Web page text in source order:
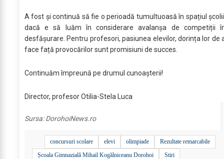
A fost și continuă să fie o perioadă tumultuoasă în spațiul
dacă e să luăm în considerare avalanșa de competiții
desfășurare. Pentru profesori, pasiunea elevilor, dorința lor de
face față provocărilor sunt promisiuni de succes.
Continuăm împreună pe drumul cunoașterii!
Director, profesor Otilia-Stela Luca
Sursa:DorohoiNews.ro
concursuri scolare elevi olimpiade
Rezultate remarcabile
Școala Gimnazială Mihail Kogălniceanu Dorohoi
Stiri